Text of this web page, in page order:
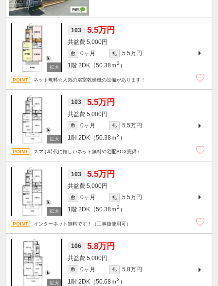
103 5.5万円
5,000円
敷 0ヶ月 礼
5.5万円
1階 2DK（50.38ｍ2 ）
ネット無料☆人気の浴室乾燥機の設備があります！
103 5.5万円
5,000円
敷 0ヶ月 礼
5.5万円
1階 2DK（50.38ｍ2 ）
スマホ時代に嬉しいネット無料や宅配BOX完備♪
103 5.5万円
5,000円
敷 0ヶ月 礼
5.5万円
1階 2DK（50.38ｍ2 ）
インターネット無料です！（工事後使用可）
106 5.8万円
5,000円
敷 0ヶ月 礼
5.8万円
1階 2DK（50.68ｍ2 ）